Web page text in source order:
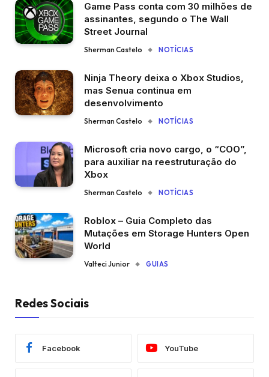
Game Pass conta com 30 milhões de
assinantes, segundo o The Wall
Street Journal
Sherman Castelo NOTÍCIAS
Ninja Theory deixa o Xbox Studios,
mas Senua continua em
desenvolvimento
Sherman Castelo NOTÍCIAS
Microsoft cria novo cargo, o “COO”,
para auxiliar na reestruturação do
Xbox
Sherman Castelo NOTÍCIAS
Roblox – Guia Completo das
Mutações em Storage Hunters Open
World
Valteci Junior GUIAS
Redes Sociais
Facebook YouTube